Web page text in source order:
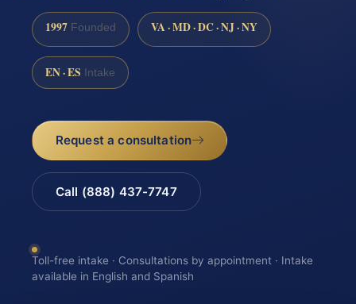
1997 Founded VA · MD · DC · NJ · NY
EN · ES Intake
Request a consultation
Call (888) 437-7747
Toll-free intake · Consultations by appointment · Intake
available in English and Spanish